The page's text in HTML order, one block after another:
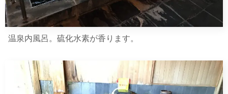
温泉内風呂。硫化水素が香ります。